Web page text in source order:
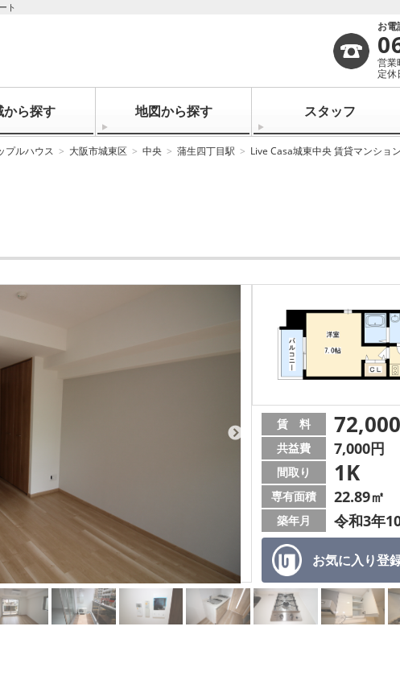
ト
お電
営業
定休
から探す 地図から探す スタッフ
プルハウス 大阪市城東区 中央 蒲生四丁目駅 Live Casa城東中央 賃貸マンション
お気に入り登
賃 料 72,000
共益費 7,000円
間取り 1K
専有面積 22.89㎡
築年月 令和3年